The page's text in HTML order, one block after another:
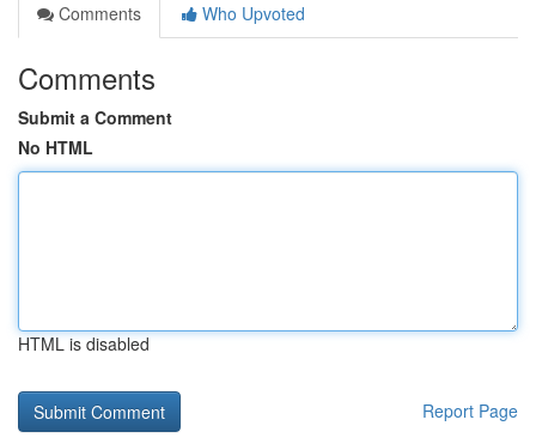
Comments
Who Upvoted
Comments
Submit a Comment
No HTML
HTML is disabled
Report Page